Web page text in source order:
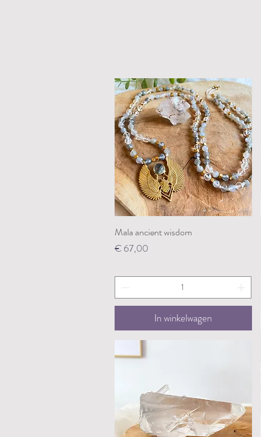
Snel overzicht
Mala ancient wisdom
Prijs
€ 67,00
In winkelwagen